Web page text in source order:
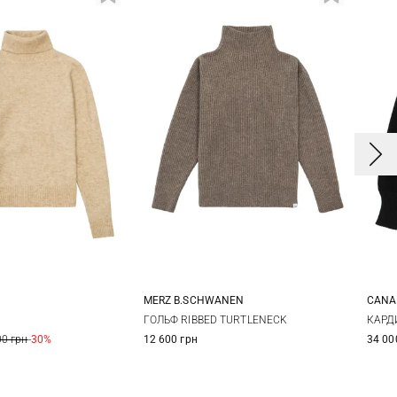
грн-30%
XS S M
MERZ B.SCHWANEN
ГОЛЬФ RIBBED TURTLENECK
12 600 грн
34